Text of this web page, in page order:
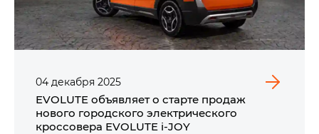
04 декабря 2025
EVOLUTE объявляет о старте продаж
нового городского электрического
кроссовера EVOLUTE i‑JOY